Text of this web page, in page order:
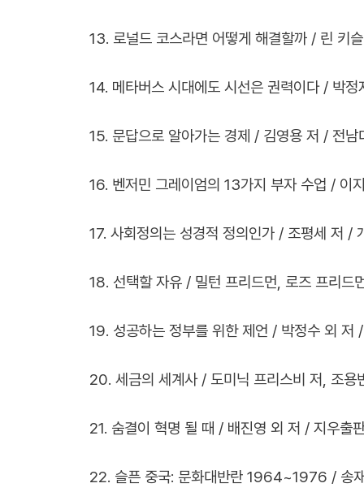
13. 로널드 코스라면 어떻게 해결할까 / 린
14. 메타버스 시대에도 시선은 권력이다 /
15. 문답으로 알아가는 경제 / 김영용 저 /
16. 벤저민 그레이엄의 13가지 부자 수업 /
17. 사회정의는 성경적 정의인가 / 조평세 저
18. 선택할 자유 / 밀턴 프리드먼, 로즈 프
19. 성공하는 정부를 위한 제언 / 박정수 외
20. 세금의 세계사 / 도미닉 프리스비 저, 조
21. 숨결이 혁명 될 때 / 배진영 외 저 / 지우
22. 슬픈 중국: 문화대반란 1964~1976 /